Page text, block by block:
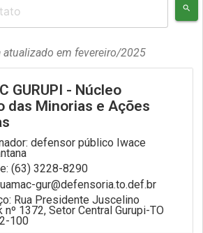
search
atualizado em fevereiro/2025
GURUPI - Núcleo
das Minorias e Ações
defensor público Iwace
(63) 3228-8290
gur@defensoria.to.def.br
Rua Presidente Juscelino
nº 1372, Setor Central Gurupi-TO
100